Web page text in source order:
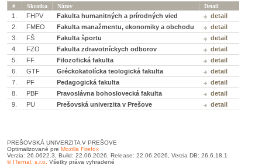
# Skratka Názov Detail
1. FHPV Fakulta humanitných a prírodných vied
detail
2.
FMEO Fakulta manažmentu, ekonomiky a obchodu
detail
3.
FŠ Fakulta športu
detail
4.
FZO Fakulta zdravotníckych odborov
detail
5.
FF Filozofická fakulta
detail
6.
GTF Gréckokatolícka teologická fakulta
detail
7.
PF Pedagogická fakulta
detail
8.
PBF Pravoslávna bohoslovecká fakulta
detail
9.
PU Prešovská univerzita v Prešove detail
PREŠOVSKÁ UNIVERZITA V PREŠOVE
Optimalizované pre Mozilla Firefox
Verzia: 26.0622.3, Build: 22.06.2026, Release: 22.06.2026, Verzia DB: 26.6.18.1
© ITernal, s.r.o. Všetky práva vyhradené